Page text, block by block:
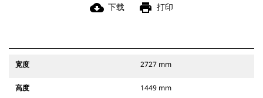
cloud_download 下载 print 打印
宽度 2727 mm
高度 1449 mm